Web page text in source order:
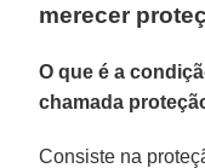
merecer
O que é a
chamada
Consiste na